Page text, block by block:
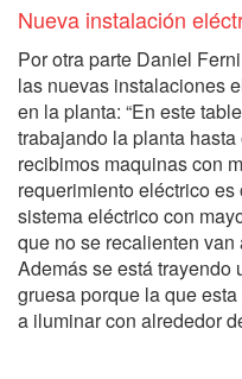
Nueva instalación
Por otra parte Daniel
las nuevas instalaciones
en la planta: “En este
trabajando la planta
recibimos maquinas con
requerimiento eléctrico
sistema eléctrico con
que no se recalienten
Además se está trayendo
gruesa porque la que
a iluminar con alrededor